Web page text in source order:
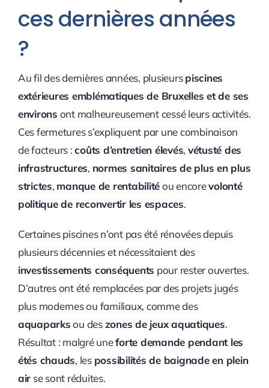
ces dernières années
?
Au fil des dernières années, plusieurspiscines
extérieures emblématiques de Bruxelles et de ses
environs ont malheureusement cessé leurs activités.
Ces fermetures s’expliquent par une combinaison
de facteurs :coûts d’entretien élevés, vétusté des
infrastructures, normes sanitaires de plus en plus
strictes, manque de rentabilitéou encorevolonté
politique de reconvertir les espaces.
Certaines piscines n’ont pas été rénovées depuis
plusieurs décennies et nécessitaient des
investissements conséquents pour rester ouvertes.
D’autres ont été remplacées par des projets jugés
plus modernes ou familiaux, comme des
aquaparksou deszones de jeux aquatiques.
Résultat : malgré uneforte demande pendant les
étés chauds, les possibilités de baignade en plein
air se sont réduites.